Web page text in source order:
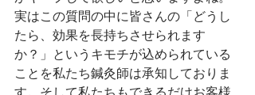
実はこの質問の中に皆さんの「どうし
たら、効果を長持ちさせられます
か？」というキモチが込められている
ことを私たち鍼灸師は承知しておりま